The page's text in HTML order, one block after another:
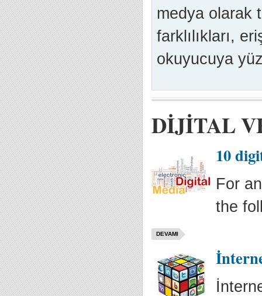
medya olarak
farklılıkları,
okuyucuya
DİJİTAL
10
For
the
DEVAMI